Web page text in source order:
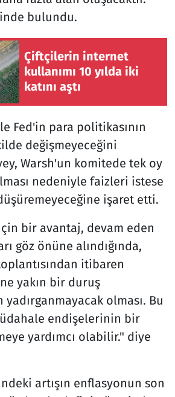
bulundu.
Çiftçilerin internet
kullanımı 10 yılda iki
katını aştı
Fed'in para politikasının
değişmeyeceğini
Warsh'un komitede tek oy
nedeniyle faizleri istese
işaret etti.
bir avantaj, devam eden
göz önüne alındığında,
itibaren
yakın bir duruş
olması. Bu
endişelerinin bir
yardımcı olabilir." diye
artışın enflasyonun son